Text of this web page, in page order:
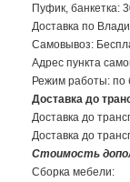
Пуфик, банкетка:
Доставка по
Самовывоз:
Адрес пункта
Режим работы: по
Доставка до
Доставка до
Доставка до
Стоимость
Сборка мебели: